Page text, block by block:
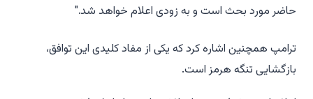
حاضر مورد بحث است و به زودی اعلام خواهد شد."
ترامپ همچنین اشاره کرد که یکی از مفاد کلیدی این توافق،
بازگشایی تنگه هرمز است.